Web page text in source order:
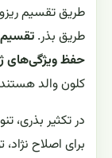
طریق تقسیم
طریق بذر.
حفظ ویژگی‌های
کلون والد
در تکثیر بذری،
برای اصلاح